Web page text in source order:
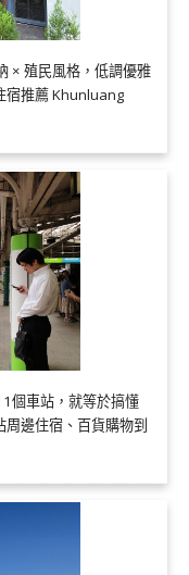
× 殖民風格，低調優雅
宿推薦 Khunluang
個車站，就等於搞懂
邊住宿、百貨購物到